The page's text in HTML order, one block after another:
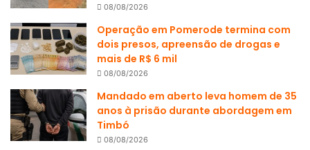
08/08/2026
Operação em Pomerode termina com
dois presos, apreensão de drogas e
mais de R$ 6 mil
08/08/2026
Mandado em aberto leva homem de 35
anos à prisão durante abordagem em
Timbó
08/08/2026